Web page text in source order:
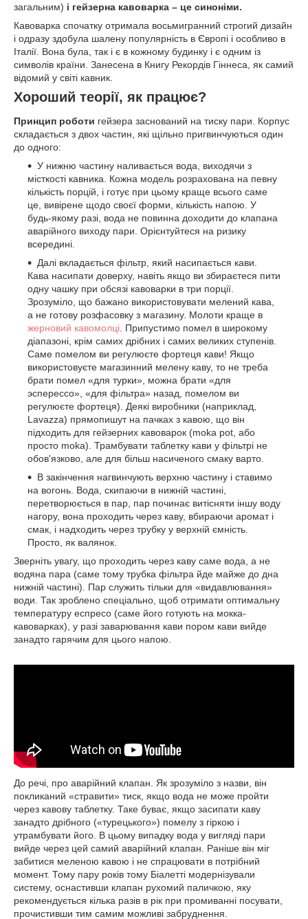
загальним) і гейзерна кавоварка – це синоніми.
Кавоварка спочатку отримала восьмигранний строгий дизайн
і одразу здобула шалену популярність в Європі і особливо в
Італії. Вона була, так і є в кожному будинку і є одним із
символів країни. Занесена в Книгу Рекордів Гіннеса, як самий
відомий у світі кавник.
Хороший теорії, як працює?
Принцип роботи гейзера заснований на тиску пари. Корпус
складається з двох частин, які щільно пригвинчуються один
до одного:
У нижню частину наливається вода, виходячи з
місткості кавника. Кожна модель розрахована на певну
кількість порцій, і готує при цьому краще всього саме
це, вивірене щодо своєї форми, кількість напою. У
будь-якому разі, вода не повинна доходити до клапана
аварійного виходу пари. Орієнтуйтеся на ризику
всередині.
Далі вкладається фільтр, який насипається кави.
Кава насипати доверху, навіть якщо ви збираєтеся пити
одну чашку при обсязі кавоварки в три порції.
Зрозуміло, що бажано використовувати мелений кава,
а не готову розфасовку з магазину. Молоти краще в
жерновий кавомолці. Припустимо помел в широкому
діапазоні, крім самих дрібних і самих великих ступенів.
Саме помелом ви регулюєте фортеця кави! Якщо
використовуєте магазинний мелену каву, то не треба
брати помел «для турки», можна брати «для
эсперессо», «для фільтра» назад, помелом ви
регулюєте фортеця). Деякі виробники (наприклад,
Lavazza) прямопишут на пачках з кавою, що він
підходить для гейзерних кавоварок (moka pot, або
просто moka). Трамбувати таблетку кави у фільтрі не
обов'язково, але для більш насиченого смаку варто.
В закінчення нагвинчують верхню частину і ставимо
на вогонь. Вода, скипаючи в нижній частині,
перетворюється в пар, пар починає витісняти іншу воду
нагору, вона проходить через каву, вбираючи аромат і
смак, і надходить через трубку у верхній ємність.
Просто, як валянок.
Зверніть увагу, що проходить через каву саме вода, а не
водяна пара (саме тому трубка фільтра йде майже до дна
нижній частині). Пар служить тільки для «видавлювання»
води. Так зроблено спеціально, щоб отримати оптимальну
температуру еспресо (саме його готують на мокка-
кавоварках), у разі заварювання кави пором кави вийде
занадто гарячим для цього напою.
До речі, про аварійний клапан. Як зрозуміло з назви, він
покликаний «стравити» тиск, якщо вода не може пройти
через кавову таблетку. Таке буває, якщо засипати каву
занадто дрібного («турецького») помелу з гіркою і
утрамбувати його. В цьому випадку вода у вигляді пари
вийде через цей самий аварійний клапан. Раніше він міг
забитися меленою кавою і не спрацювати в потрібний
момент. Тому пару років тому Біалетті модернізували
систему, оснастивши клапан рухомий паличкою, яку
рекомендується кілька разів в рік при промиванні посувати,
прочистивши тим самим можливі забруднення.